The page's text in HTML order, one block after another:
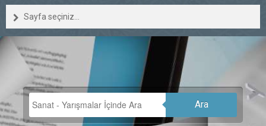
Sayfa seçiniz...
Ara